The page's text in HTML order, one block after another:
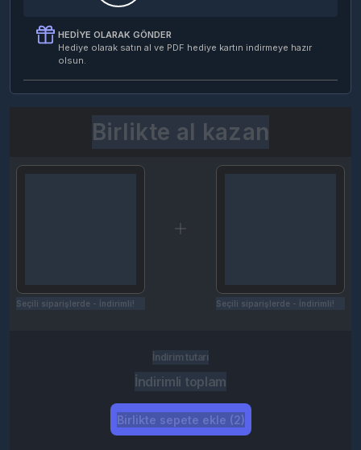
HEDIYE OLARAK GÖNDER
Hediye olarak satın al ve PDF hediye kartın indirmeye hazır
olsun.
Birlikte al kazan
Seçili siparişlerde - İndirimli! Seçili siparişlerde - İndirimli!
İndirim tutarı
İndirimli toplam
Birlikte sepete ekle (2)